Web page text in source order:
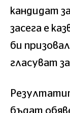
кандидат
засега е
би
гласуват
бъдат